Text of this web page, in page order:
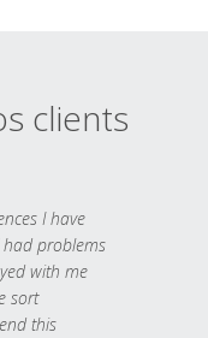
clients
I have
problems
with me
sort
this